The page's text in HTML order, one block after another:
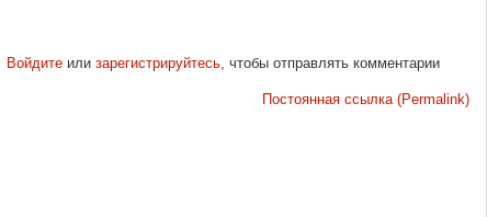
Войдитеили зарегистрируйтесь, чтобы отправлять комментарии
Постоянная ссылка (Permalink)